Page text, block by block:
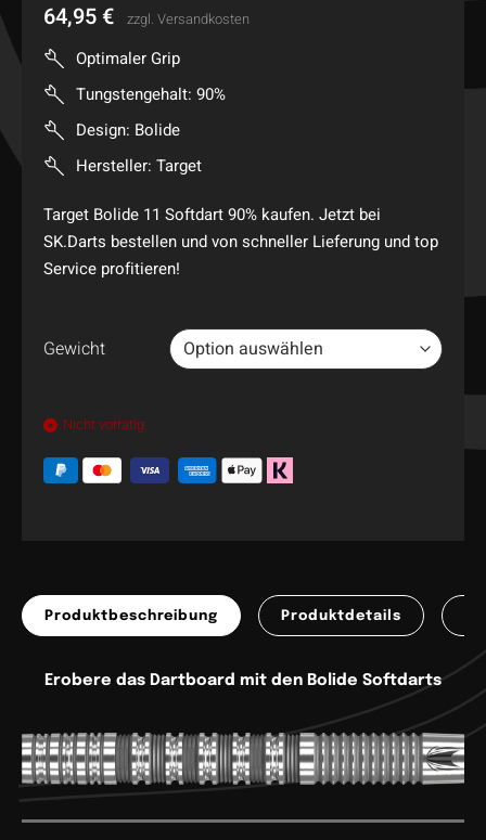
64,95 € zzgl. Versandkosten
Optimaler Grip
Tungstengehalt: 90%
Design: Bolide
Hersteller: Target
Target Bolide 11 Softdart 90% kaufen. Jetzt bei
SK.Darts bestellen und von schneller Lieferung und top
Service profitieren!
Gewicht
Nicht vorrätig
Produktbeschreibung Produktdetails
Erobere das Dartboard mit den Bolide Softdarts